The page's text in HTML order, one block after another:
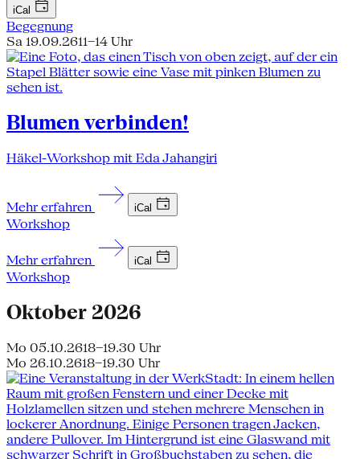
iCal
Begegnung
Sa 19.09.2611–14 Uhr
Blumen verbinden!
Häkel-Workshop mit Eda Jahangiri
Mehr erfahren iCal
Workshop
Mehr erfahren iCal
Workshop
Oktober 2026
Mo 05.10.2618–19.30 Uhr
Mo 26.10.2618–19.30 Uhr